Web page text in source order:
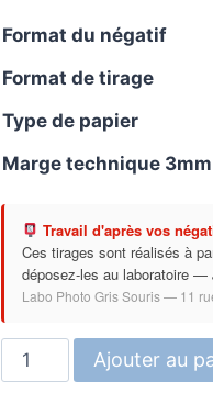
Format du négatif
Format de tirage
Type de papier
Marge technique 3mm
Travail d'après vos
Ces tirages sont réalisés à
déposez-les au laboratoire —
Labo Photo Gris Souris — 11
quantité
de
Ajouter au